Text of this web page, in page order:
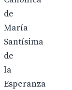
de
María
Santísima
de
la
Esperanza